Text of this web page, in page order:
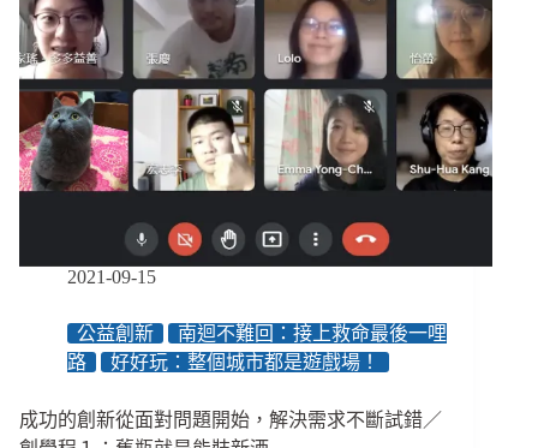
2021-09-15
公益創新
南迴不難回：接上救命最後一哩
路
好好玩：整個城市都是遊戲場！
成功的創新從面對問題開始，解決需求不斷試錯／